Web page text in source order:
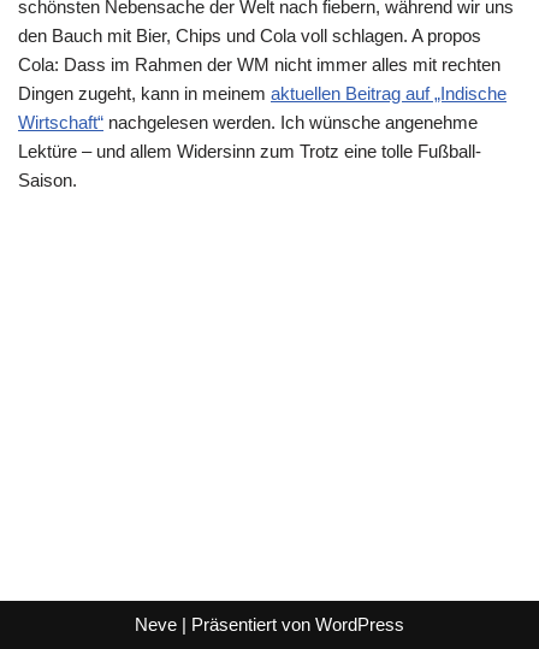
schönsten Nebensache der Welt nach fiebern, während wir uns
den Bauch mit Bier, Chips und Cola voll schlagen. A propos
Cola: Dass im Rahmen der WM nicht immer alles mit rechten
Dingen zugeht, kann in meinem aktuellen Beitrag auf „Indische
Wirtschaft“ nachgelesen werden. Ich wünsche angenehme
Lektüre – und allem Widersinn zum Trotz eine tolle Fußball-
Saison.
Neve | Präsentiert von WordPress